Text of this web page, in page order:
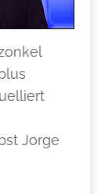
Jorge